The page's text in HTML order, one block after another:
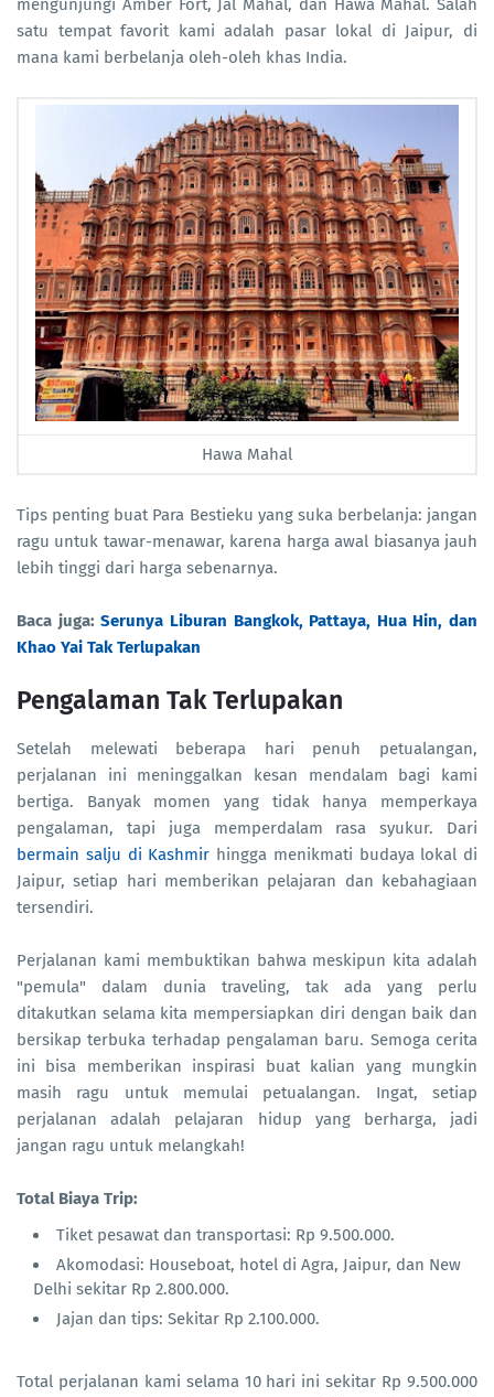
mengunjungi Amber Fort, Jal Mahal, dan Hawa Mahal. Salah
satu tempat favorit kami adalah pasar lokal di Jaipur, di
mana kami berbelanja oleh-oleh khas India.
Hawa Mahal
Tips penting buat Para Bestieku yang suka berbelanja: jangan
ragu untuk tawar-menawar, karena harga awal biasanya jauh
lebih tinggi dari harga sebenarnya.
Baca juga:Serunya Liburan Bangkok, Pattaya, Hua Hin, dan
Khao Yai Tak Terlupakan
Pengalaman Tak Terlupakan
Setelah melewati beberapa hari penuh petualangan,
perjalanan ini meninggalkan kesan mendalam bagi kami
bertiga. Banyak momen yang tidak hanya memperkaya
pengalaman, tapi juga memperdalam rasa syukur. Dari
bermain salju di Kashmir hingga menikmati budaya lokal di
Jaipur, setiap hari memberikan pelajaran dan kebahagiaan
tersendiri.
Perjalanan kami membuktikan bahwa meskipun kita adalah
"pemula" dalam dunia traveling, tak ada yang perlu
ditakutkan selama kita mempersiapkan diri dengan baik dan
bersikap terbuka terhadap pengalaman baru. Semoga cerita
ini bisa memberikan inspirasi buat kalian yang mungkin
masih ragu untuk memulai petualangan. Ingat, setiap
perjalanan adalah pelajaran hidup yang berharga, jadi
jangan ragu untuk melangkah!
Total Biaya Trip:
Tiket pesawat dan transportasi: Rp 9.500.000.
Akomodasi: Houseboat, hotel di Agra, Jaipur, dan New
Delhi sekitar Rp 2.800.000.
Jajan dan tips: Sekitar Rp 2.100.000.
Total perjalanan kami selama 10 hari ini sekitar Rp 9.500.000